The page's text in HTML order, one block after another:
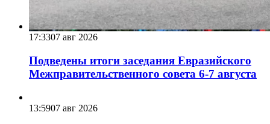
17:3307 авг 2026
Подведены итоги заседания Евразийского
Межправительственного совета 6-7 августа
13:5907 авг 2026